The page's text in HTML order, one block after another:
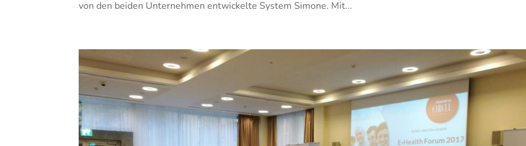
von den beiden Unternehmen entwickelte System Simone. Mit...